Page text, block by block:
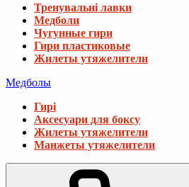
Тренувальні лавки
Медболи
Чугунные гири
Гири пластиковые
Жилеты утяжелители
Медболы
Гирі
Аксесуари для боксу
Жилеты утяжелители
Манжеты утяжелители